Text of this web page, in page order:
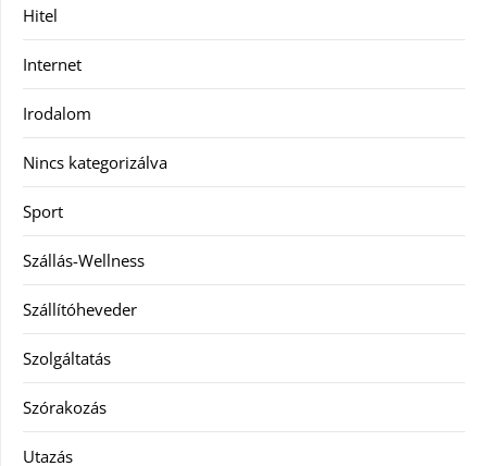
Hitel
Internet
Irodalom
Nincs kategorizálva
Sport
Szállás-Wellness
Szállítóheveder
Szolgáltatás
Szórakozás
Utazás